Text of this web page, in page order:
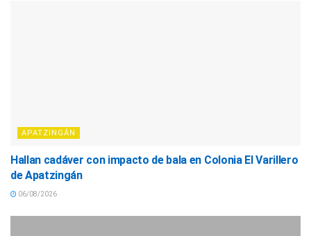
APATZINGÁN
Hallan cadáver con impacto de bala en Colonia El Varillero
de Apatzingán
06/08/2026